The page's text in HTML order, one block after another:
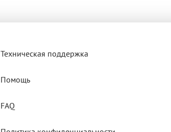
Техническая поддержка
Помощь
FAQ